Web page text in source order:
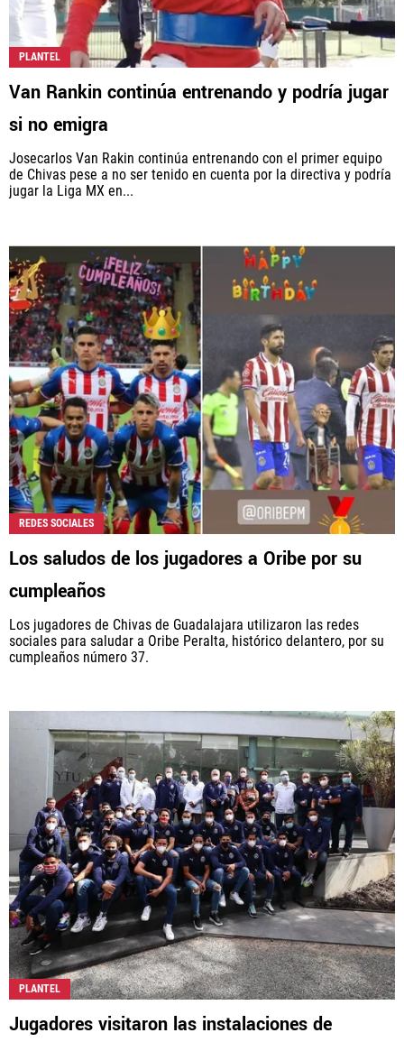
PLANTEL
Van Rankin continúa entrenando y podría jugar
si no emigra
Josecarlos Van Rakin continúa entrenando con el primer equipo
de Chivas pese a no ser tenido en cuenta por la directiva y podría
jugar la Liga MX en...
REDES SOCIALES
Los saludos de los jugadores a Oribe por su
cumpleaños
Los jugadores de Chivas de Guadalajara utilizaron las redes
sociales para saludar a Oribe Peralta, histórico delantero, por su
cumpleaños número 37.
PLANTEL
Jugadores visitaron las instalaciones de